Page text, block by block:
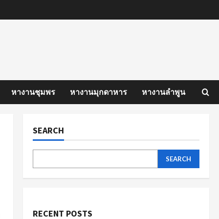
หางานชุมพร หางานมุกดาหาร หางานลำพูน
SEARCH
SEARCH
RECENT POSTS